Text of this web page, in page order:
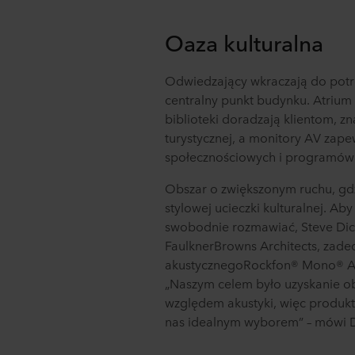
Oaza kulturalna
Odwiedzający wkraczają do
centralny punkt budynku.
biblioteki doradzają klientom,
turystycznej, a monitory AV
społecznościowych i
Obszar o zwiększonym ruchu,
stylowej ucieczki kulturalnej.
swobodnie rozmawiać, Steve
FaulknerBrowns Architects,
akustycznegoRockfon® Mono®
„Naszym celem było uzyskanie
względem akustyki, więc
nas idealnym wyborem” – mówi